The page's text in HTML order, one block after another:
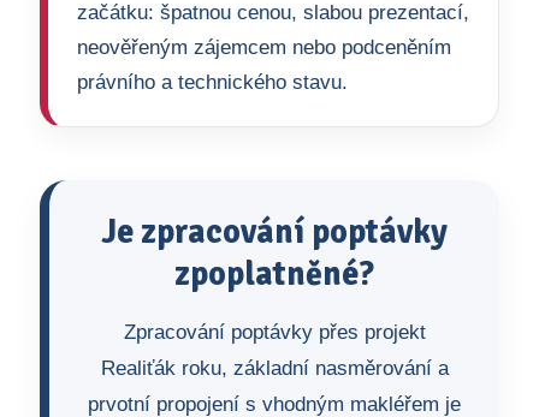
začátku: špatnou cenou, slabou prezentací,
neověřeným zájemcem nebo podceněním
právního a technického stavu.
Je zpracování poptávky
zpoplatněné?
Zpracování poptávky přes projekt
Realiťák roku, základní nasměrování a
prvotní propojení s vhodným makléřem je